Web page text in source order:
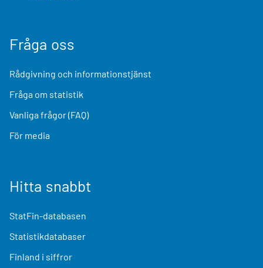
Fråga oss
Rådgivning och informationstjänst
Fråga om statistik
Vanliga frågor (FAQ)
För media
Hitta snabbt
StatFin-databasen
Statistikdatabaser
Finland i siffror